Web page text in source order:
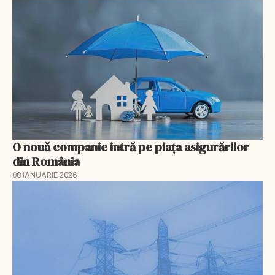
O nouă companie intră pe piața asigurărilor
din România
08 IANUARIE 2026